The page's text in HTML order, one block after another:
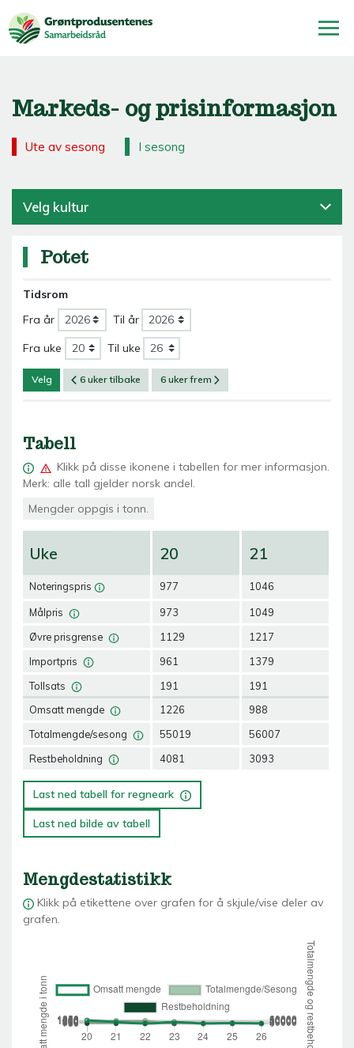
Markeds- og prisinformasjon
Ute av sesong I sesong
Velg kultur
Potet
Tidsrom
Fra år
Til år
Fra uke Til uke
Velg 6 uker tilbake 6 uker frem
Tabell
Klikk på disse ikonene i tabellen for mer informasjon.
Merk: alle tall gjelder norsk andel.
Mengder oppgis i tonn.
Uke
Noteringspris
Målpris
Øvre prisgrense
Importpris
Tollsats
Omsatt mengde
Totalmengde/sesong
Restbeholdning
20
977
973
1129
961
191
1226
55019
4081
21
1046
1049
1217
1379
191
988
56007
3093
Last ned tabell for regneark
Last ned bilde av tabell
Mengdestatistikk
Klikk på etikettene over grafen for å skjule/vise deler av
grafen.